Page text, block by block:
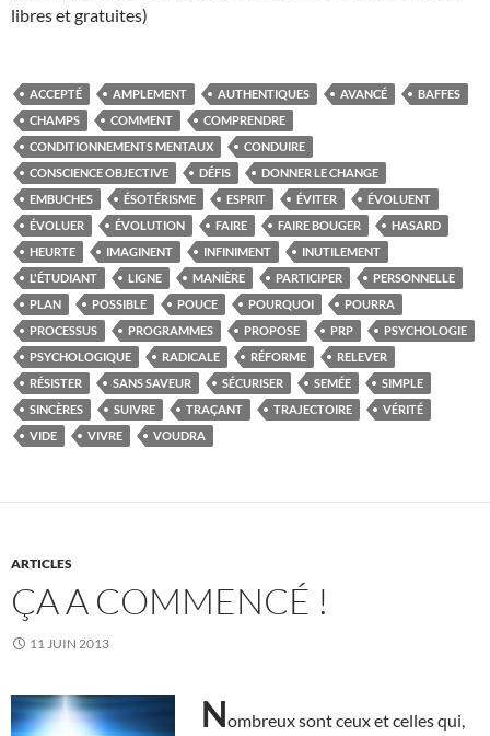
libres et gratuites)
ACCEPTÉ AMPLEMENT AUTHENTIQUES AVANCÉ
BAFFES
CHAMPS
COMMENT
COMPRENDRE
CONDITIONNEMENTS MENTAUX
CONDUIRE
CONSCIENCE OBJECTIVE
DÉFIS
DONNER LE CHANGE
EMBUCHES
ÉSOTÉRISME ESPRIT ÉVITER
ÉVOLUENT
ÉVOLUER
ÉVOLUTION FAIRE FAIRE BOUGER
HASARD
HEURTE
IMAGINENT INFINIMENT
INUTILEMENT
L'ÉTUDIANT
LIGNE MANIÈRE PARTICIPER
PERSONNELLE
PLAN
POSSIBLE POUCE POURQUOI
POURRA
PROCESSUS
PROGRAMMES PROPOSE PRP
PSYCHOLOGIE
PSYCHOLOGIQUE
RADICALE RÉFORME
RELEVER
RÉSISTER
SANS SAVEUR SÉCURISER SEMÉE
SIMPLE
SINCÈRES
SUIVRE TRAÇANT TRAJECTOIRE
VÉRITÉ
VIDE
VIVRE VOUDRA
ARTICLES
ÇA A COMMENCÉ !
11 JUIN 2013
Nombreux sont ceux et celles qui,